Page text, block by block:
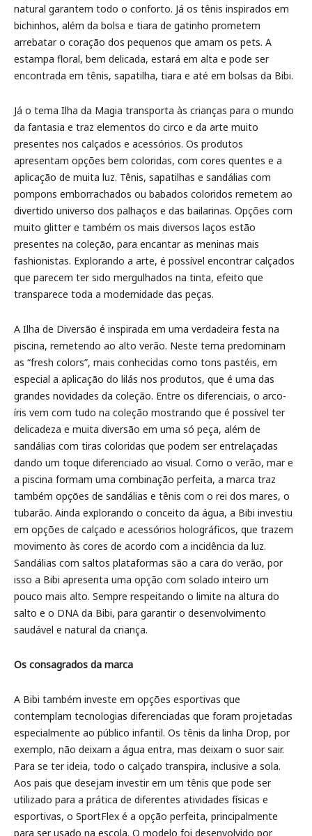
natural garantem todo o conforto. Já os tênis inspirados em
bichinhos, além da bolsa e tiara de gatinho prometem
arrebatar o coração dos pequenos que amam os pets. A
estampa floral, bem delicada, estará em alta e pode ser
encontrada em tênis, sapatilha, tiara e até em bolsas da Bibi.
Já o tema Ilha da Magia transporta às crianças para o mundo
da fantasia e traz elementos do circo e da arte muito
presentes nos calçados e acessórios. Os produtos
apresentam opções bem coloridas, com cores quentes e a
aplicação de muita luz. Tênis, sapatilhas e sandálias com
pompons emborrachados ou babados coloridos remetem ao
divertido universo dos palhaços e das bailarinas. Opções com
muito glitter e também os mais diversos laços estão
presentes na coleção, para encantar as meninas mais
fashionistas. Explorando a arte, é possível encontrar calçados
que parecem ter sido mergulhados na tinta, efeito que
transparece toda a modernidade das peças.
A Ilha de Diversão é inspirada em uma verdadeira festa na
piscina, remetendo ao alto verão. Neste tema predominam
as “fresh colors”, mais conhecidas como tons pastéis, em
especial a aplicação do lilás nos produtos, que é uma das
grandes novidades da coleção. Entre os diferenciais, o arco-
íris vem com tudo na coleção mostrando que é possível ter
delicadeza e muita diversão em uma só peça, além de
sandálias com tiras coloridas que podem ser entrelaçadas
dando um toque diferenciado ao visual. Como o verão, mar e
a piscina formam uma combinação perfeita, a marca traz
também opções de sandálias e tênis com o rei dos mares, o
tubarão. Ainda explorando o conceito da água, a Bibi investiu
em opções de calçado e acessórios holográficos, que trazem
movimento às cores de acordo com a incidência da luz.
Sandálias com saltos plataformas são a cara do verão, por
isso a Bibi apresenta uma opção com solado inteiro um
pouco mais alto. Sempre respeitando o limite na altura do
salto e o DNA da Bibi, para garantir o desenvolvimento
saudável e natural da criança.
Os consagrados da marca
A Bibi também investe em opções esportivas que
contemplam tecnologias diferenciadas que foram projetadas
especialmente ao público infantil. Os tênis da linha Drop, por
exemplo, não deixam a água entra, mas deixam o suor sair.
Para se ter ideia, todo o calçado transpira, inclusive a sola.
Aos pais que desejam investir em um tênis que pode ser
utilizado para a prática de diferentes atividades físicas e
esportivas, o SportFlex é a opção perfeita, principalmente
para ser usado na escola. O modelo foi desenvolvido por